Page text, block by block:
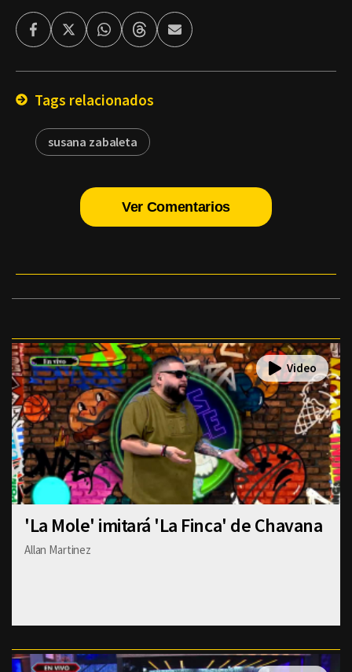
FacebookTwitterWhatsappThreadsEnviar
por
Tags relacionados
susana zabaleta
Ver Comentarios
'La Mole' imitará 'La Finca' de Chavana
Allan Martinez